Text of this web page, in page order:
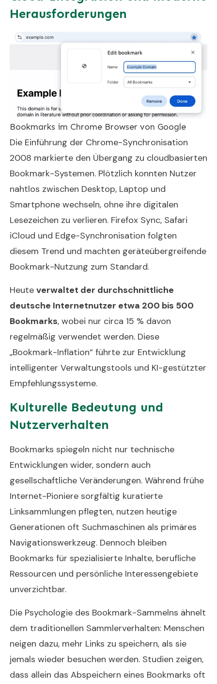
Herausforderungen
Bookmarks im Chrome Browser von Google
Die Einführung der Chrome-Synchronisation
2008 markierte den Übergang zu cloudbasierten
Bookmark-Systemen. Plötzlich konnten Nutzer
nahtlos zwischen Desktop, Laptop und
Smartphone wechseln, ohne ihre digitalen
Lesezeichen zu verlieren. Firefox Sync, Safari
iCloud und Edge-Synchronisation folgten
diesem Trend und machten geräteübergreifende
Bookmark-Nutzung zum Standard.
Heute verwaltet der durchschnittliche
deutsche Internetnutzer etwa 200 bis 500
Bookmarks, wobei nur circa 15 % davon
regelmäßig verwendet werden. Diese
„Bookmark-Inflation“ führte zur Entwicklung
intelligenter Verwaltungstools und KI-gestützter
Empfehlungssysteme.
Kulturelle Bedeutung und
Nutzerverhalten
Bookmarks spiegeln nicht nur technische
Entwicklungen wider, sondern auch
gesellschaftliche Veränderungen. Während frühe
Internet-Pioniere sorgfältig kuratierte
Linksammlungen pflegten, nutzen heutige
Generationen oft Suchmaschinen als primäres
Navigationswerkzeug. Dennoch bleiben
Bookmarks für spezialisierte Inhalte, berufliche
Ressourcen und persönliche Interessengebiete
unverzichtbar.
Die Psychologie des Bookmark-Sammelns ähnelt
dem traditionellen Sammlerverhalten: Menschen
neigen dazu, mehr Links zu speichern, als sie
jemals wieder besuchen werden. Studien zeigen,
dass allein das Abspeichern eines Bookmarks oft